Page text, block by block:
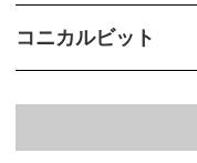
コニカルビット